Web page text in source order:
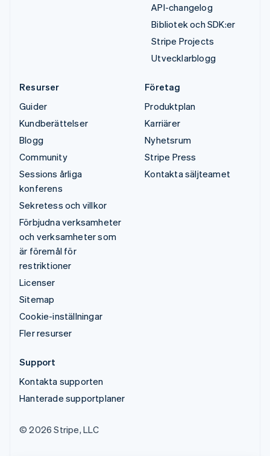
API-changelog
Bibliotek och SDK:er
Stripe Projects
Utvecklarblogg
Resurser
Guider
Kundberättelser
Blogg
Community
Sessions årliga
konferens
Sekretess och villkor
Förbjudna verksamheter
och verksamheter som
är föremål för
restriktioner
Licenser
Sitemap
Cookie-inställningar
Fler resurser
Företag
Produktplan
Karriärer
Nyhetsrum
Stripe Press
Kontakta säljteamet
Support
Kontakta supporten
Hanterade supportplaner
© 2026 Stripe, LLC